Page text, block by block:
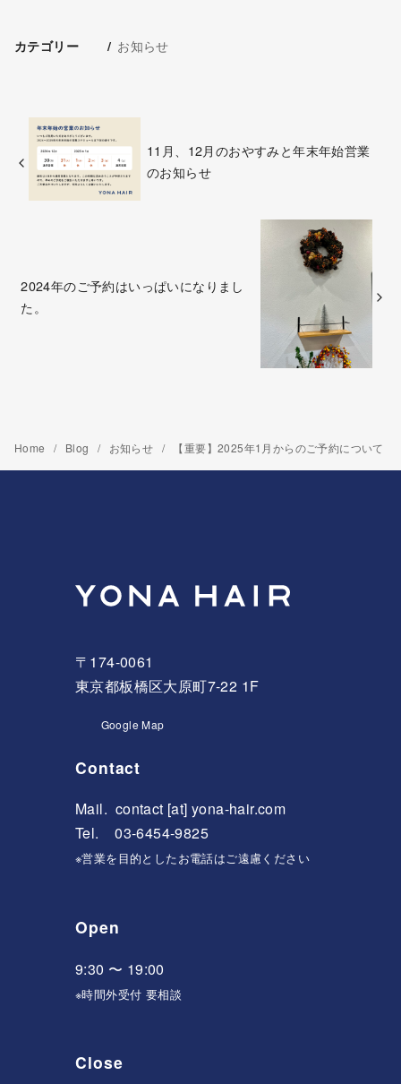
カテゴリー お知らせ
11月、12月のおやすみと年末年始営業
のお知らせ
2024年のご予約はいっぱいになりまし
た。
Home Blog お知らせ 【重要】2025年1月からのご予約について
〒174-0061
東京都板橋区大原町7-22 1F
Google Map
Contact
Mail. contact [at] yona-hair.com
Tel. 03-6454-9825
※営業を目的としたお電話はご遠慮ください
Open
9:30 〜 19:00
※時間外受付 要相談
Close